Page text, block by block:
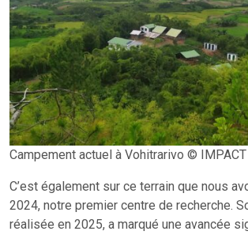
Campement actuel à Vohitrarivo ©
C’est également sur ce terrain que nous
2024, notre premier centre de recherche.
réalisée en 2025, a marqué une avancée